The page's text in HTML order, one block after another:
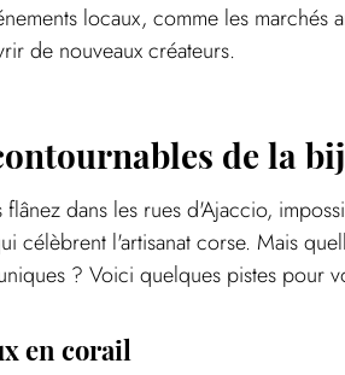
locaux, comme les
de nouveaux créateurs.
de la
flânez dans les rues d'Ajaccio,
célèbrent l'artisanat corse. Mais
? Voici quelques pistes pour
en corail